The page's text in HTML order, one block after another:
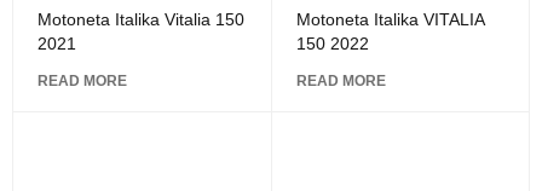
Motoneta Italika Vitalia 150
2021
READ MORE
Motoneta Italika VITALIA
150 2022
READ MORE